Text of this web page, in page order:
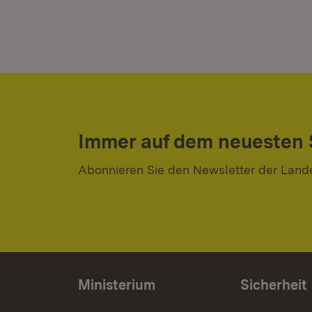
Immer auf dem neuesten
Abonnieren Sie den Newsletter der
Ministerium Sicherheit